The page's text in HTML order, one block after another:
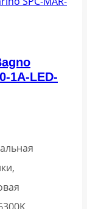
1A-LED-